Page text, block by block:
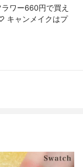
ワー660円で買え
キャンメイクはプ